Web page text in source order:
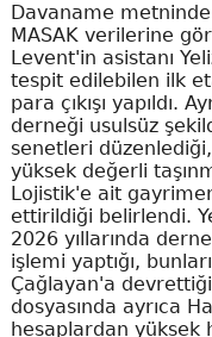
Davaname
MASAK verilerine
Levent'in asistanı
tespit edilebilen ilk
para çıkışı yapıldı.
derneği usulsüz
senetleri düzenlediği,
yüksek değerli
Lojistik'e ait
ettirildiği belirlendi.
2026 yıllarında
işlemi yaptığı,
Çağlayan'a
dosyasında ayrıca
hesaplardan yüksek